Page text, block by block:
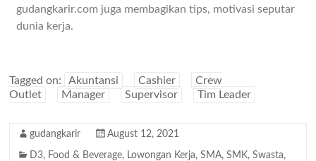
gudangkarir.com juga membagikan tips, motivasi seputar
dunia kerja.
Tagged on: Akuntansi Cashier
Crew
Outlet
Manager Supervisor Tim Leader
gudangkarir August 12, 2021
D3, Food & Beverage, Lowongan Kerja,SMA,SMK,Swasta,